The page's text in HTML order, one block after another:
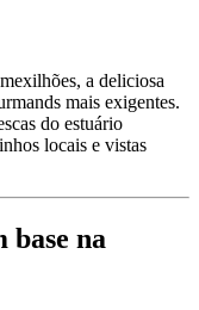
a deliciosa
mais exigentes.
do estuário
locais e vistas
base na